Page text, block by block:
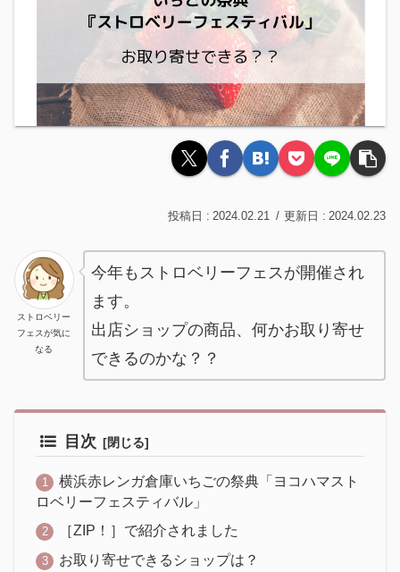
2024.02.21 2024.02.23
ストロベリー
フェスが気に
なる
今年もストロベリーフェスが開催され
ます。
出店ショップの商品、何かお取り寄せ
できるのかな？？
目次
横浜赤レンガ倉庫いちごの祭典「ヨコハマスト
ロベリーフェスティバル」
［ZIP！］で紹介されました
お取り寄せできるショップは？